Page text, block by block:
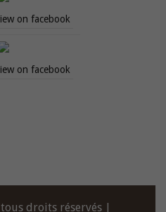
on facebook
on facebook
droits réservés |